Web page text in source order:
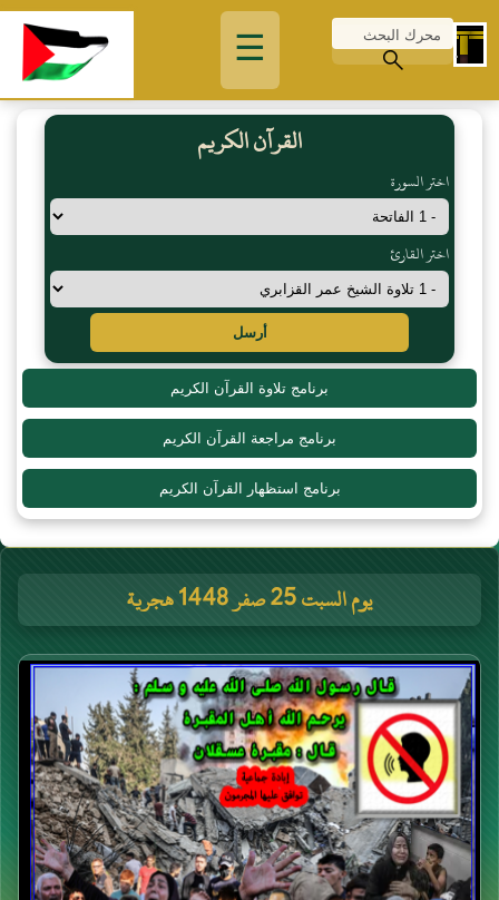
☰
القرآن الكريم
اختر السورة
اختر القارئ
أرسل
برنامج تلاوة القرآن الكريم
برنامج مراجعة القرآن الكريم
برنامج استظهار القرآن الكريم
يوم السبت 25 صفر 1448 هجرية